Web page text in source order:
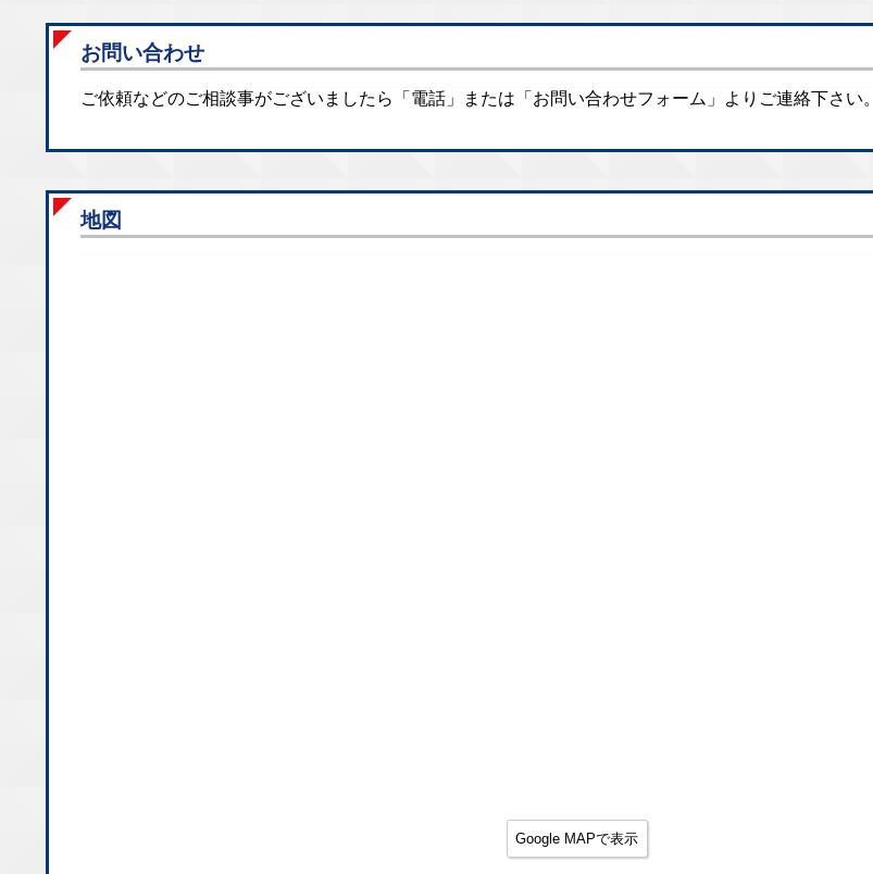
お問い合わせ
ご依頼などのご相談事がございましたら「電話」または「お問い合わせフォーム」よりご連絡下さい。
地図
Google MAPで表示